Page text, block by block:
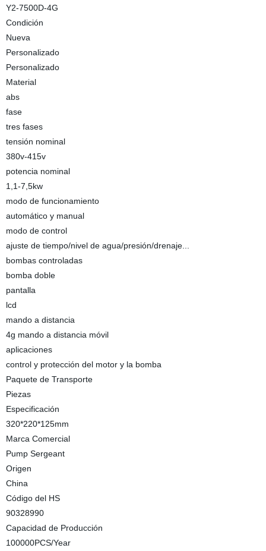
Y2-7500D-4G
Condición
Nueva
Personalizado
Personalizado
Material
abs
fase
tres fases
tensión nominal
380v-415v
potencia nominal
1,1-7,5kw
modo de funcionamiento
automático y manual
modo de control
ajuste de tiempo/nivel de agua/presión/drenaje...
bombas controladas
bomba doble
pantalla
lcd
mando a distancia
4g mando a distancia móvil
aplicaciones
control y protección del motor y la bomba
Paquete de Transporte
Piezas
Especificación
320*220*125mm
Marca Comercial
Pump Sergeant
Origen
China
Código del HS
90328990
Capacidad de Producción
100000PCS/Year